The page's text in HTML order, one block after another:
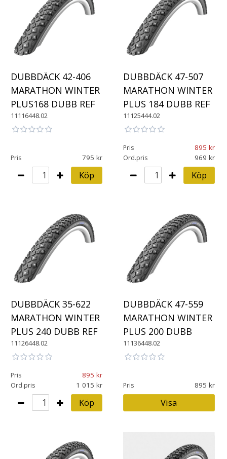
DUBBDÄCK 42-406
MARATHON WINTER
PLUS168 DUBB REF
11116448.02
Pris 795
Köp
DUBBDÄCK 47-507
MARATHON WINTER
PLUS 184 DUBB REF
11125444.02
Pris 895
Ord.pris 969
Köp
DUBBDÄCK 35-622
MARATHON WINTER
PLUS 240 DUBB REF
11126448.02
Pris 895
Ord.pris 1 015
Köp
DUBBDÄCK 47-559
MARATHON WINTER
PLUS 200 DUBB
11136448.02
Pris 895
Visa